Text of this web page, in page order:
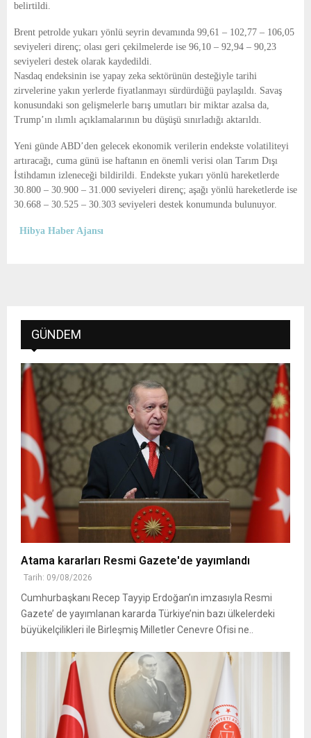
belirtildi.
Brent petrolde yukarı yönlü seyrin devamında 99,61 – 102,77 – 106,05
seviyeleri direnç; olası geri çekilmelerde ise 96,10 – 92,94 – 90,23
seviyeleri destek olarak kaydedildi.
Nasdaq endeksinin ise yapay zeka sektörünün desteğiyle tarihi
zirvelerine yakın yerlerde fiyatlanmayı sürdürdüğü paylaşıldı. Savaş
konusundaki son gelişmelerle barış umutları bir miktar azalsa da,
Trump’ın ılımlı açıklamalarının bu düşüşü sınırladığı aktarıldı.
Yeni günde ABD’den gelecek ekonomik verilerin endekste volatiliteyi
artıracağı, cuma günü ise haftanın en önemli verisi olan Tarım Dışı
İstihdamın izleneceği bildirildi. Endekste yukarı yönlü hareketlerde
30.800 – 30.900 – 31.000 seviyeleri direnç; aşağı yönlü hareketlerde ise
30.668 – 30.525 – 30.303 seviyeleri destek konumunda bulunuyor.
Hibya Haber Ajansı
GÜNDEM
Atama kararları Resmi Gazete'de yayımlandı
Tarih: 09/08/2026
Cumhurbaşkanı Recep Tayyip Erdoğan’ın imzasıyla Resmi
Gazete’ de yayımlanan kararda Türkiye’nin bazı ülkelerdeki
büyükelçilikleri ile Birleşmiş Milletler Cenevre Ofisi ne..